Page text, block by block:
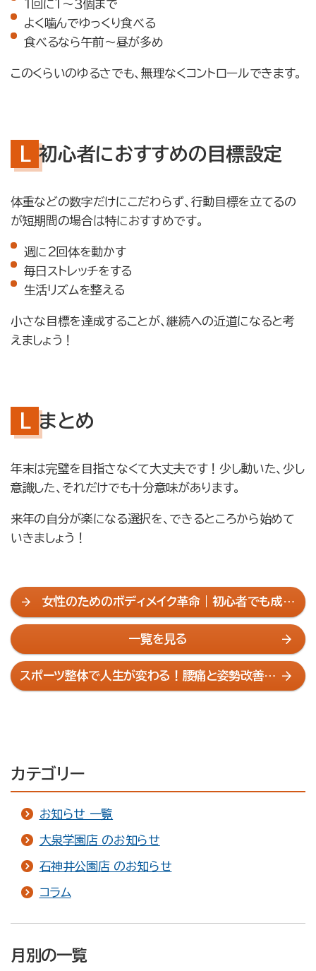
1回に1～３個まで
よく噛んでゆっくり食べる
食べるなら午前〜昼が多め
このくらいのゆるさでも、無理なくコントロールできます。
初心者におすすめの目標設定
体重などの数字だけにこだわらず、行動目標を立てるの
が短期間の場合は特におすすめです。
週に2回体を動かす
毎日ストレッチをする
生活リズムを整える
小さな目標を達成することが、継続への近道になると考
えましょう！
まとめ
年末は完璧を目指さなくて大丈夫です！少し動いた、少し
意識した、それだけでも十分意味があります。
来年の自分が楽になる選択を、できるところから始めて
いきましょう！
女性のためのボディメイク革命｜初心者でも成功
するパーソナルトレーニングの始め方
一覧を見る
スポーツ整体で人生が変わる！腰痛と姿勢改善の
最新アプローチ
カテゴリー
お知らせ 一覧
大泉学園店 のお知らせ
石神井公園店 のお知らせ
コラム
月別の一覧